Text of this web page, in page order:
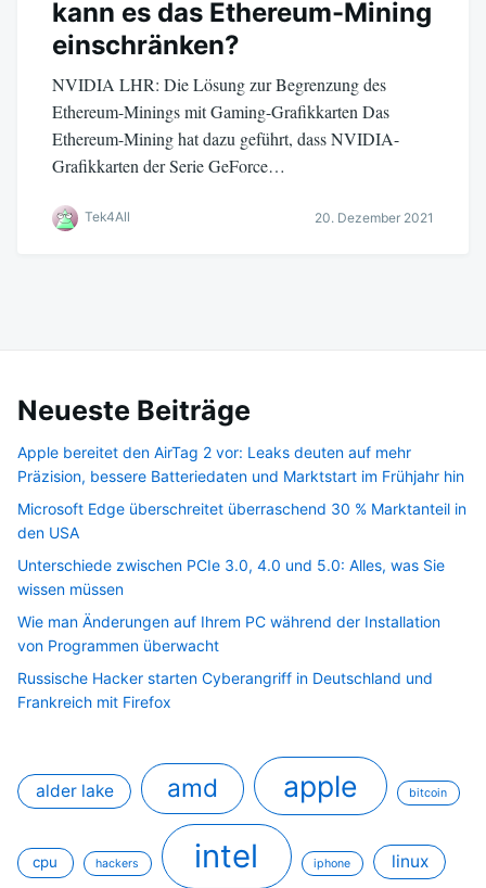
kann es das Ethereum-Mining
einschränken?
NVIDIA LHR: Die Lösung zur Begrenzung des
Ethereum-Minings mit Gaming-Grafikkarten Das
Ethereum-Mining hat dazu geführt, dass NVIDIA-
Grafikkarten der Serie GeForce…
Tek4All 20. Dezember 2021
Neueste Beiträge
Apple bereitet den AirTag 2 vor: Leaks deuten auf mehr
Präzision, bessere Batteriedaten und Marktstart im Frühjahr hin
Microsoft Edge überschreitet überraschend 30 % Marktanteil in
den USA
Unterschiede zwischen PCIe 3.0, 4.0 und 5.0: Alles, was Sie
wissen müssen
Wie man Änderungen auf Ihrem PC während der Installation
von Programmen überwacht
Russische Hacker starten Cyberangriff in Deutschland und
Frankreich mit Firefox
alder lake amd apple bitcoin
cpu hackers intel iphone linux